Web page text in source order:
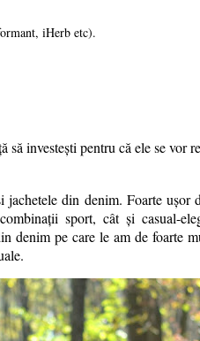
iHerb etc).
să investești pentru că ele se vor
din denim. Foarte ușor
sport, cât și casual-
denim pe care le am de foarte